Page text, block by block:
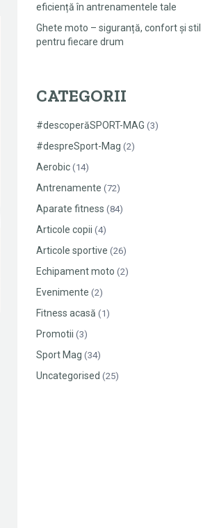
eficiență în antrenamentele tale
Ghete moto – siguranță, confort și stil
pentru fiecare drum
CATEGORII
#descoperăSPORT-MAG (3)
#despreSport-Mag (2)
Aerobic (14)
Antrenamente (72)
Aparate fitness (84)
Articole copii (4)
Articole sportive (26)
Echipament moto (2)
Evenimente (2)
Fitness acasă (1)
Promotii (3)
Sport Mag (34)
Uncategorised (25)